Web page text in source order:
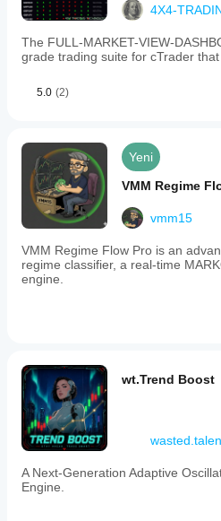
4X4-
The FULL-MARKET-VIEW-
grade trading suite for cTrader
5.0 (2)
Yeni
VMM Regime
vmm15
VMM Regime Flow Pro is an
regime classifier, a real-time
engine.
wt.Trend Boost
A Next-Generation Adaptive
Engine.